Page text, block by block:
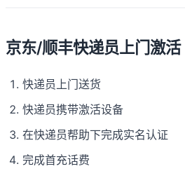
京东/顺丰快递员上门激活
快递员上门送货
快递员携带激活设备
在快递员帮助下完成实名认证
完成首充话费